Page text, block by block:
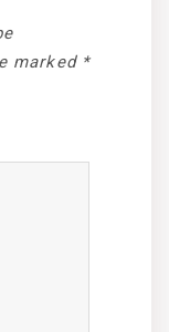
marked *